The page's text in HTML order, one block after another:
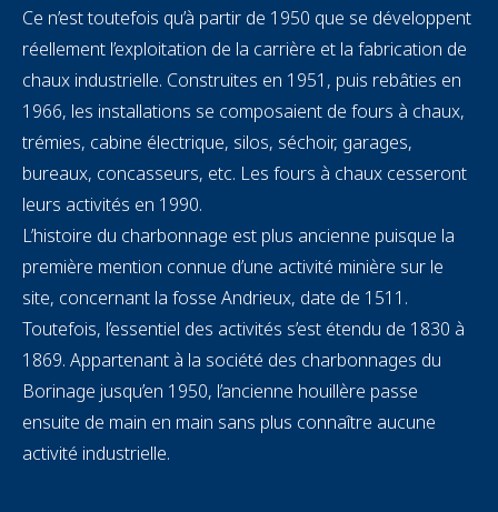
Text
Ce n’est toutefois qu’à partir de 1950 que se développent
réellement l’exploitation de la carrière et la fabrication de
chaux industrielle. Construites en 1951, puis rebâties en
1966, les installations se composaient de fours à chaux,
trémies, cabine électrique, silos, séchoir, garages,
bureaux, concasseurs, etc. Les fours à chaux cesseront
leurs activités en 1990.
L’histoire du charbonnage est plus ancienne puisque la
première mention connue d’une activité minière sur le
site, concernant la fosse Andrieux, date de 1511.
Toutefois, l’essentiel des activités s’est étendu de 1830 à
1869. Appartenant à la société des charbonnages du
Borinage jusqu’en 1950, l’ancienne houillère passe
ensuite de main en main sans plus connaître aucune
activité industrielle.